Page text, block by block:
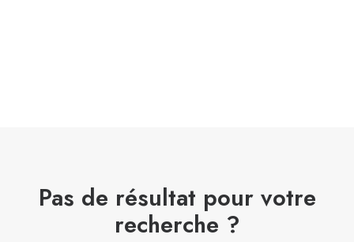
Pas de résultat pour votre
recherche ?